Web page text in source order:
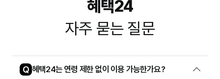
혜택24
자주 묻는 질문
Q 혜택24는 연령 제한 없이 이용 가능한가요?